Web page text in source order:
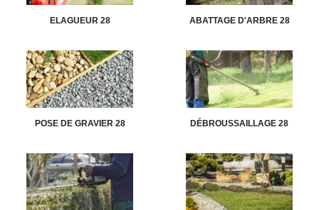
ELAGUEUR 28 ABATTAGE D'ARBRE 28
POSE DE GRAVIER 28 DÉBROUSSAILLAGE 28